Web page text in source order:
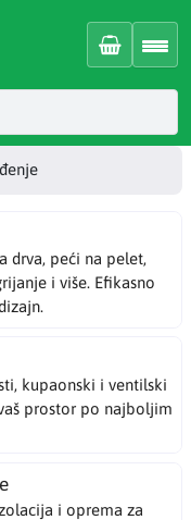
drva, peći na pelet,
i više. Efikasno
kupaonski i ventilski
prostor po najboljim
i oprema za